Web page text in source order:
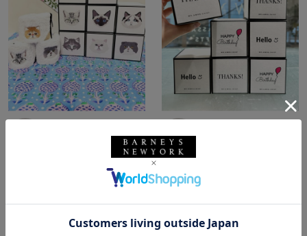
バーニーズ ニューヨー